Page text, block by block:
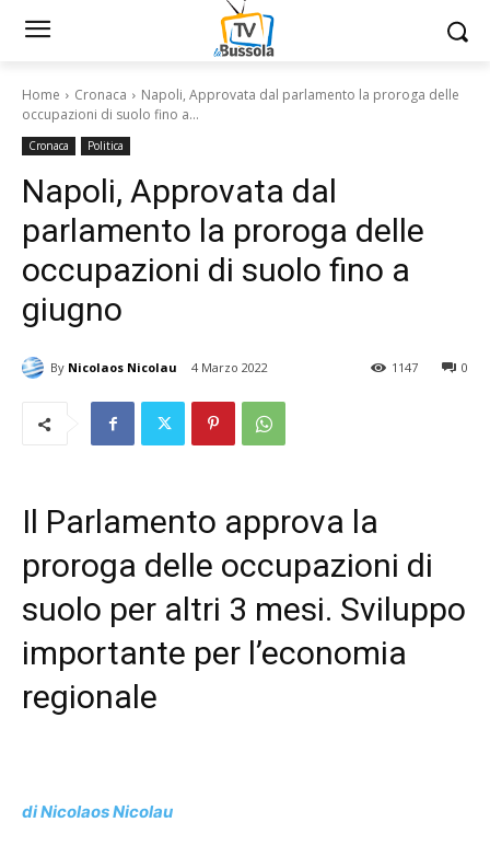
Home Cronaca
Napoli, Approvata dal parlamento la proroga delle
occupazioni di suolo fino a...
Cronaca Politica
Napoli, Approvata dal
parlamento la proroga delle
occupazioni di suolo fino a
giugno
By Nicolaos Nicolau 4 Marzo 2022 0
1147
Il Parlamento approva la
proroga delle occupazioni di
suolo per altri 3 mesi. Sviluppo
importante per l’economia
regionale
di Nicolaos Nicolau